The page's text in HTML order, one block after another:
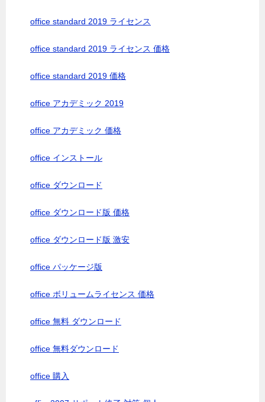
office standard 2019 ライセンス
office standard 2019 ライセンス 価格
office standard 2019 価格
office アカデミック 2019
office アカデミック 価格
office インストール
office ダウンロード
office ダウンロード版 価格
office ダウンロード版 激安
office パッケージ版
office ボリュームライセンス 価格
office 無料 ダウンロード
office 無料ダウンロード
office 購入